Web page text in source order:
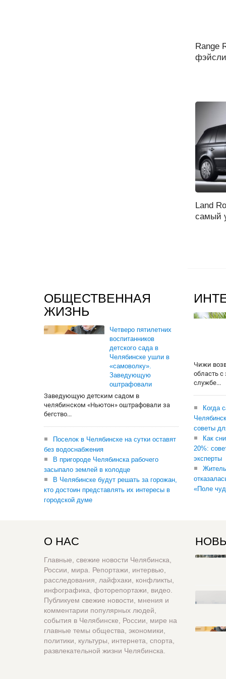
Range
Land
самый
ОБЩЕСТВЕННАЯ
ЖИЗНЬ
Четверо пятилетних
воспитанников
детского сада в
Челябинске ушли в
«самоволку».
Заведующую
оштрафовали
Заведующую детским садом в
челябинском «Ньютон» оштрафовали за
бегство...
Поселок в Челябинске на сутки оставят
без водоснабжения
В пригороде Челябинска рабочего
засыпало землей в колодце
В Челябинске будут решать за горожан,
кто достоин представлять их интересы в
городской думе
Чижи
область
службе...
Когда
советы
Как
20%:
эксперты
«Поле
О НАС
Главные, свежие новости Челябинска,
России, мира. Репортажи, интервью,
расследования, лайфхаки, конфликты,
инфографика, фоторепортажи, видео.
Публикуем свежие новости, мнения и
комментарии популярных людей,
события в Челябинске, России, мире на
главные темы общества, экономики,
политики, культуры, интернета, спорта,
развлекательной жизни Челябинска.